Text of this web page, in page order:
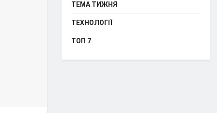
ТЕМА ТИЖНЯ
ТЕХНОЛОГІЇ
ТОП 7